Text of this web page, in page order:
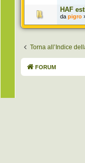
HAF
da pigro
Torna all’Indice
FORUM